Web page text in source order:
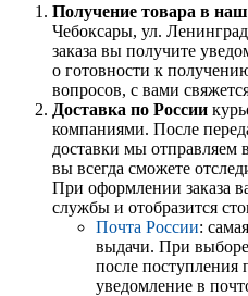
Получение товара в
Чебоксары, ул.
заказа вы получите
о готовности к
вопросов, с вами
Доставка по России
компаниями. После
доставки мы отправляем
вы всегда сможете
При оформлении заказа
службы и отобразится
Почта России:
выдачи. При
после поступления
уведомление в